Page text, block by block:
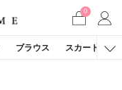
0
ブラウス スカート